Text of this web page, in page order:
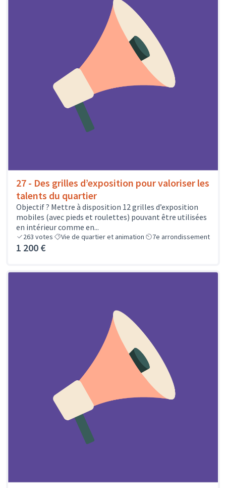
27 - Des grilles d’exposition pour valoriser les
talents du quartier
Objectif ? Mettre à disposition 12 grilles d’exposition
mobiles (avec pieds et roulettes) pouvant être utilisées
en intérieur comme en...
263 votes Vie de quartier et animation 7e arrondissement
1 200 €